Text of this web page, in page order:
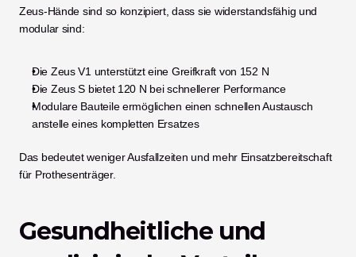
Zeus-Hände sind so konzipiert, dass sie widerstandsfähig und
modular sind:
Die Zeus V1 unterstützt eine Greifkraft von 152 N
Die Zeus S bietet 120 N bei schnellerer Performance
Modulare Bauteile ermöglichen einen schnellen Austausch
anstelle eines kompletten Ersatzes
Das bedeutet weniger Ausfallzeiten und mehr Einsatzbereitschaft
für Prothesenträger.
Gesundheitliche und